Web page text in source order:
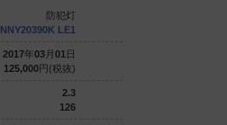
防犯灯
NNY20390K LE1
2017年03 月 01 日
125,000円(税抜)
2.3
126